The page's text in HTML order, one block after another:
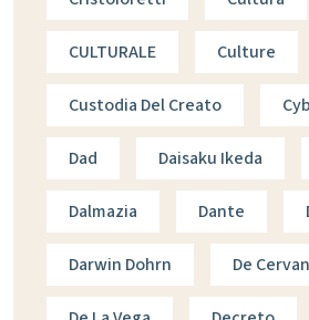
CULTURALE Culture
Custodia Del Creato
Dad Daisaku Ikeda
Dalmazia Dante
Darwin Dohrn De